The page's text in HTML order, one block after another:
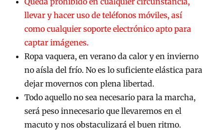
llevar y hacer uso de teléfonos móviles, así
como cualquier soporte electrónico apto para
captar imágenes.
Ropa vaquera, en verano da calor y en invierno
no aísla del frío. No es lo suficiente elástica para
dejar movernos con plena libertad.
Todo aquello no sea necesario para la marcha,
será peso innecesario que llevaremos en el
macuto y nos obstaculizará el buen ritmo.